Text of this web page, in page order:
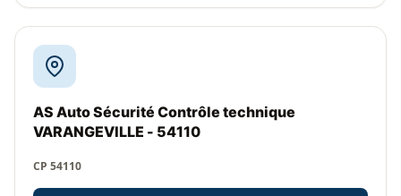
AS Auto Sécurité Contrôle technique
VARANGEVILLE - 54110
CP 54110